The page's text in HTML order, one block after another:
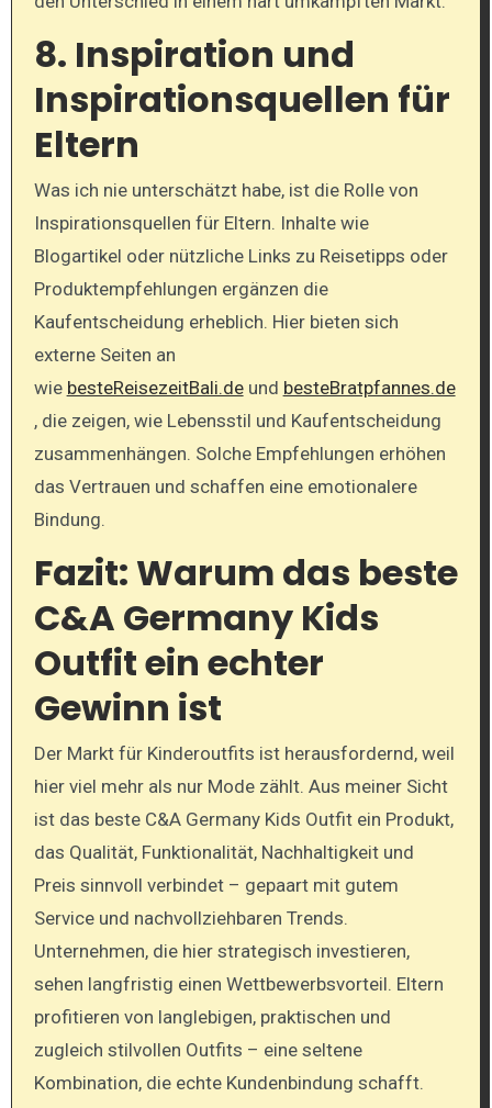
8. Inspiration und
Inspirationsquellen für
Eltern
Was ich nie unterschätzt habe, ist die Rolle von
Inspirationsquellen für Eltern. Inhalte wie
Blogartikel oder nützliche Links zu Reisetipps oder
Produktempfehlungen ergänzen die
Kaufentscheidung erheblich. Hier bieten sich
externe Seiten an
wie besteReisezeitBali.deund besteBratpfannes.de
, die zeigen, wie Lebensstil und Kaufentscheidung
zusammenhängen. Solche Empfehlungen erhöhen
das Vertrauen und schaffen eine emotionalere
Bindung.
Fazit: Warum das beste
C&A Germany Kids
Outfit ein echter
Gewinn ist
Der Markt für Kinderoutfits ist herausfordernd, weil
hier viel mehr als nur Mode zählt. Aus meiner Sicht
ist das beste C&A Germany Kids Outfit ein Produkt,
das Qualität, Funktionalität, Nachhaltigkeit und
Preis sinnvoll verbindet – gepaart mit gutem
Service und nachvollziehbaren Trends.
Unternehmen, die hier strategisch investieren,
sehen langfristig einen Wettbewerbsvorteil. Eltern
profitieren von langlebigen, praktischen und
zugleich stilvollen Outfits – eine seltene
Kombination, die echte Kundenbindung schafft.